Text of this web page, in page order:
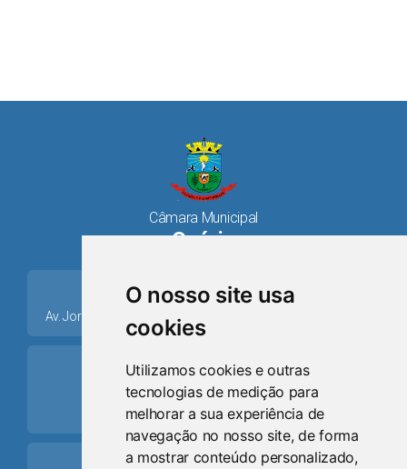
O nosso site usa
cookies
Utilizamos cookies e outras
tecnologias de medição para
melhorar a sua experiência de
navegação no nosso site, de forma
a mostrar conteúdo personalizado,
Câmara Municipal
Osório
place
Av. Jorge Dariva, 1211, Centro CEP: 95520.000 - Osório/RS
ring_volume
Telefone
(51) 9 8024-0884
Schedule